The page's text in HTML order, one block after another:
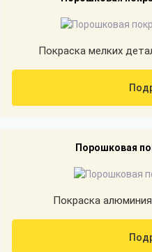
Покраска мелких
Порошковая
Покраска